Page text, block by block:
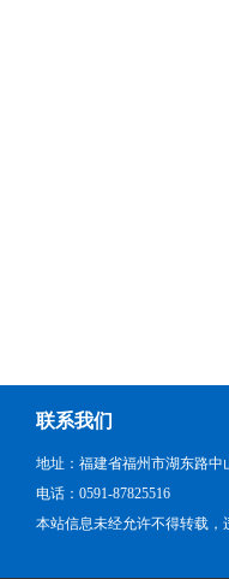
联系我们
地址：福建省福州市湖东路中
电话：0591-87825516
本站信息未经允许不得转载，